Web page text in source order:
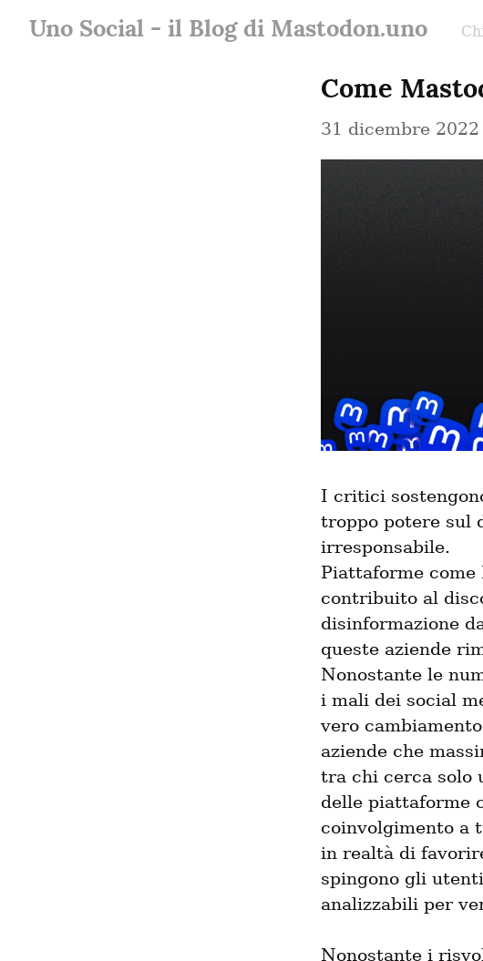
Uno Social - il Blog di Mastodon.uno
Come
31 dicembre 2022
I critici
troppo potere sul
irresponsabile.
Piattaforme come
contribuito al
disinformazione
queste aziende
Nonostante le
i mali dei social
vero
aziende che
tra chi cerca solo
delle piattaforme
coinvolgimento a
in realtà di
spingono gli
analizzabili per